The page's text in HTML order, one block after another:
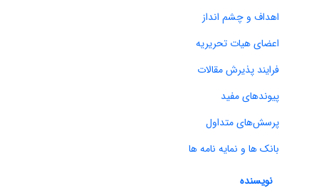
اهداف و چشم انداز
اعضای هیات تحریریه
فرایند پذیرش مقالات
پیوندهای مفید
پرسش‌های متداول
بانک ها و نمایه نامه ها
نویسنده